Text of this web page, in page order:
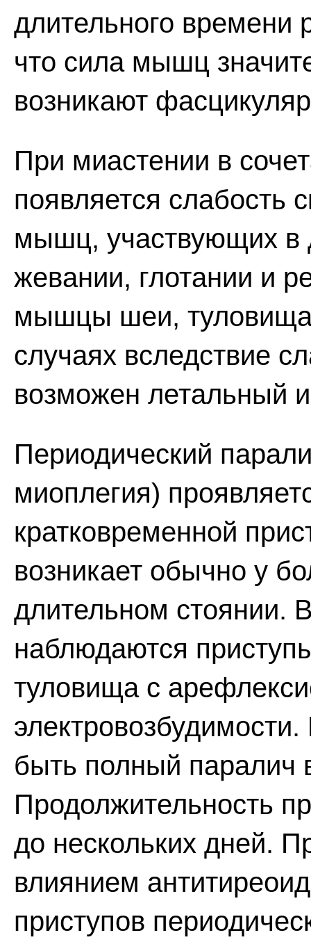
длительного времени
что сила мышц
возникают
При миастении в
появляется слабость
мышц, участвующих в
жевании, глотании и
мышцы шеи, туловища
случаях вследствие
возможен летальный
Периодический
миоплегия)
кратковременной
возникает обычно у
длительном стоянии.
наблюдаются
туловища с
быть полный паралич
Продолжительность
до нескольких дней.
влиянием
приступов